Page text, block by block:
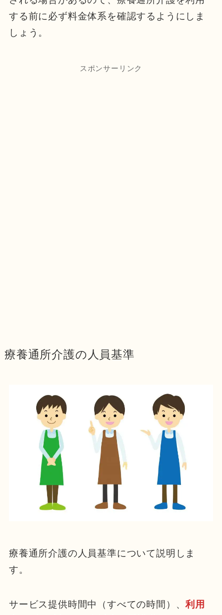
する前に必ず料金体系を確認するようにしま
しょう。
スポンサーリンク
療養通所介護の人員基準
療養通所介護の人員基準について説明しま
す。
サービス提供時間中（すべての時間）、利用